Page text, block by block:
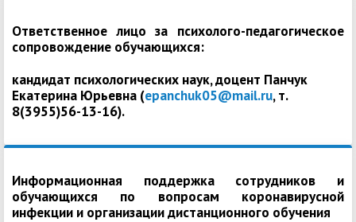
Ответственное лицо за психолого-педагогическое
сопровождение обучающихся:
кандидат психологических наук, доцент Панчук
Екатерина Юрьевна (epanchuk05@mail.ru, т.
8(3955)56-13-16).
Информационная поддержка сотрудников и
обучающихся по вопросам коронавирусной
инфекции и организации дистанционного обучения